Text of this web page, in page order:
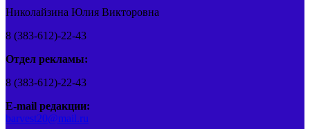
Николайзина Юлия Викторовна
8 (383-612)-22-43
Отдел рекламы:
8 (383-612)-22-43
E-mail редакции:
barvest20@mail.ru